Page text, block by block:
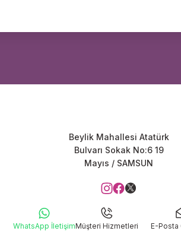
Beylik Mahallesi Atatürk
Bulvarı Sokak No:6 19
Mayıs / SAMSUN
WhatsApp İletişimMüşteri Hizmetleri E-Posta